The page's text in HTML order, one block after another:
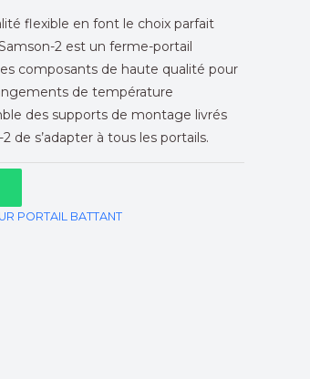
flexible en font le choix parfait
2 est un ferme-portail
composants de haute qualité pour
de température
des supports de montage livrés
de s’adapter à tous les portails.
PORTAIL BATTANT